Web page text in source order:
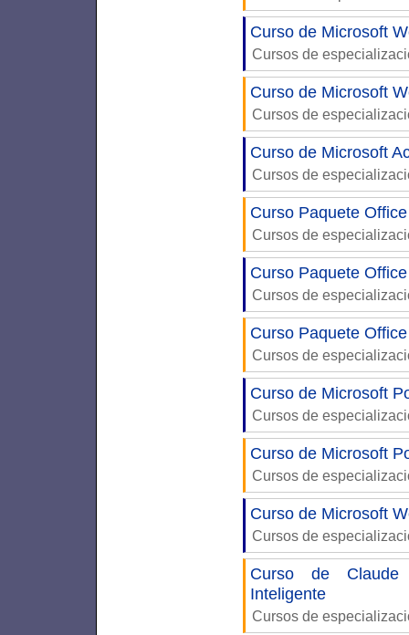
Curso de Microsoft
Cursos de
Curso de Microsoft
Cursos de
Curso de Microsoft
Cursos de
Curso Paquete
Cursos de
Curso Paquete
Cursos de
Curso Paquete
Cursos de
Curso de Microsoft
Cursos de
Curso de Microsoft
Cursos de
Curso de Microsoft
Cursos de
Curso de Claude
Inteligente
Cursos de